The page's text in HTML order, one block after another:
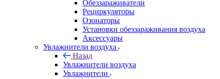
Обеззараживатели
Рециркуляторы
Озонаторы
Установки обеззараживания воздуха
Аксессуары
Увлажнители воздуха
Назад
Увлажнители воздуха
Увлажнители